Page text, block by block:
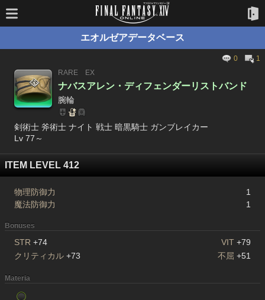
エオルゼアデータベース
0
1
RARE
EX
ナバスアレン・ディフェンダーリストバンド
腕輪
剣術士 斧術士 ナイト 戦士 暗黒騎士 ガンブレイカー
Lv 77～
ITEM LEVEL 412
物理防御力
1
魔法防御力
1
Bonuses
STR +74 VIT +79
クリティカル +73 不屈 +51
Materia